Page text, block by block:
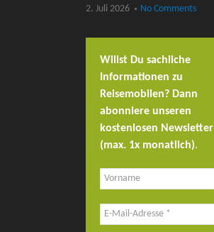
2. Juli 2026 No Comments
Willst Du sachliche
Informationen zu
Reisemobilen? Dann
abonniere unseren
kostenlosen Newsletter
(max. 1x monatlich).